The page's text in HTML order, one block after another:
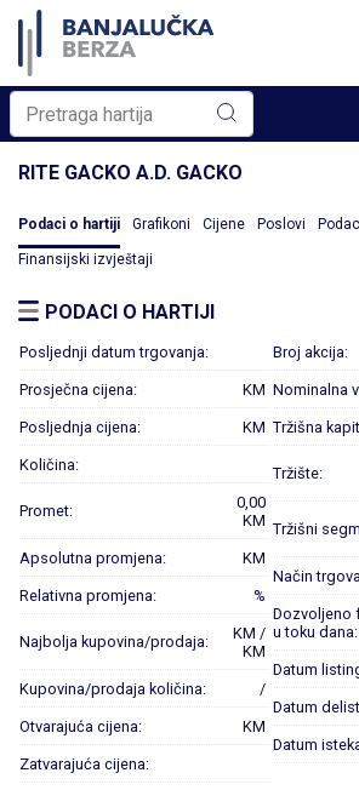
RITE GACKO A.D. GACKO
Podaci o hartiji Grafikoni Cijene Poslovi
Finansijski izvještaji
PODACI O HARTIJI
Posljednji datum trgovanja:
Prosječna cijena: KM
Posljednja cijena: KM
Količina:
Promet:
0,00
KM
Apsolutna promjena: KM
Relativna promjena: %
Najbolja kupovina/prodaja:
KM /
KM
Kupovina/prodaja količina: /
Otvarajuća cijena: KM
Zatvarajuća cijena:
Broj akcija:
Nominalna
Tržišna
Tržište:
Tržišni
Način
Dozvoljeno
u toku dana:
Datum
Datum
Datum